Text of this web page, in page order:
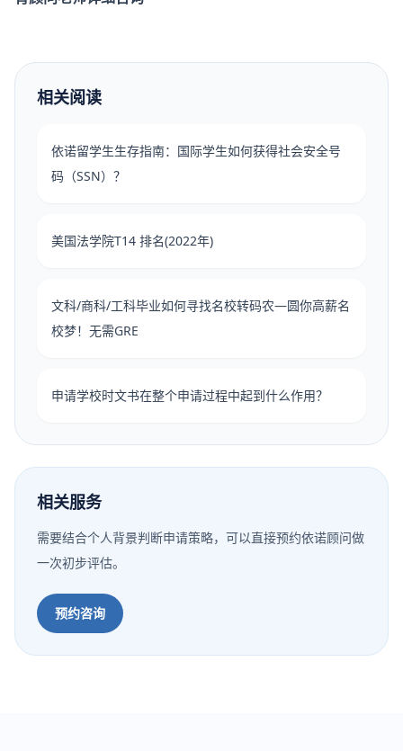
相关阅读
依诺留学生生存指南：国际学生如何获得社会安全号
码（SSN）？
美国法学院T14 排名(2022年)
文科/商科/工科毕业如何寻找名校转码农—圆你高薪名
校梦！无需GRE
申请学校时文书在整个申请过程中起到什么作用？
相关服务
需要结合个人背景判断申请策略，可以直接预约依诺顾问做
一次初步评估。
预约咨询